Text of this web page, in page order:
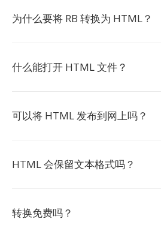
为什么要将 RB 转换为 HTML？
什么能打开 HTML 文件？
可以将 HTML 发布到网上吗？
HTML 会保留文本格式吗？
转换免费吗？